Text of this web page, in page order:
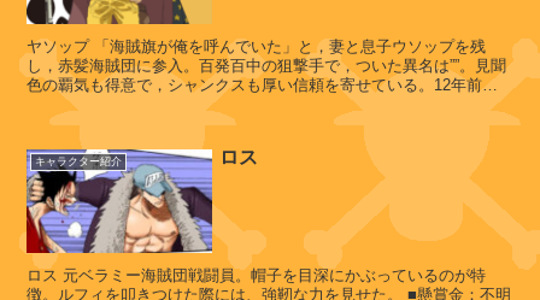
王
国
リ
ク
・
ド
ド
3
ヤソップ 「海賊旗が俺を呼んでいた」と，妻と息子ウソップを残
し，赤髪海賊団に参入。百発百中の狙撃手で，ついた異名は””。見聞
色の覇気も得意で，シャンクスも厚い信頼を寄せている。12年前，
赤髪海賊団がフーシャ村...
キャラクター紹介 ロス
ロス 元ベラミー海賊団戦闘員。帽子を目深にかぶっているのが特
徴。ルフィを叩きつけた際には、強靭な力を見せた。 ■懸賞金：不明